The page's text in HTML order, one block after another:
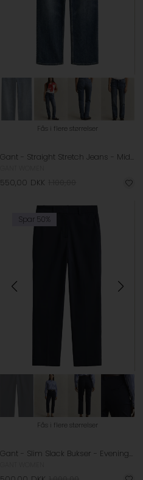
Fås i flere størrelser
Gant - Straight Stretch Jeans - Mid Blue Broken In
550,00 DKK
Spar 50%
Fås i flere størrelser
Gant - Slim Slack Bukser - Evening Blue